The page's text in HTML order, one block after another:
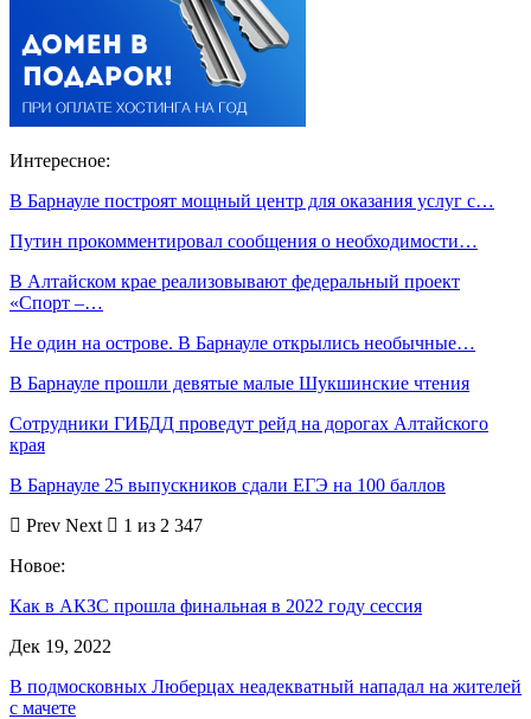
Интересное:
В Барнауле построят мощный центр для оказания услуг с…
Путин прокомментировал сообщения о необходимости…
В Алтайском крае реализовывают федеральный проект
«Спорт –…
Не один на острове. В Барнауле открылись необычные…
В Барнауле прошли девятые малые Шукшинские чтения
Сотрудники ГИБДД проведут рейд на дорогах Алтайского
края
В Барнауле 25 выпускников сдали ЕГЭ на 100 баллов
Prev Next
1 из 2 347
Новое:
Как в АКЗС прошла финальная в 2022 году сессия
Дек 19, 2022
В подмосковных Люберцах неадекватный нападал на жителей
с мачете